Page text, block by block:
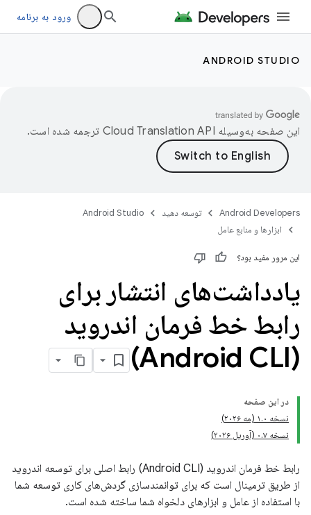
ورود به برنامه
ANDROID STUDIO
این صفحه به‌وسیله ترجمه شده است.
Android Developers توسعه دهید
Android Studio
ابزارها و منابع عامل
این مرور مفید بود؟
یادداشت‌های انتشار برای
رابط خط فرمان اندروید
(Android CLI)
در این صفحه
نسخه ۱.۰ (مه ۲۰۲۶)
نسخه ۰.۷ (آوریل ۲۰۲۶)
رابط خط فرمان اندروید (Android CLI) رابط اصلی برای توسعه اندروید
از طریق ترمینال است که برای توانمندسازی گردش‌های کاری توسعه شما
با استفاده از عامل و ابزارهای دلخواه شما ساخته شده است.